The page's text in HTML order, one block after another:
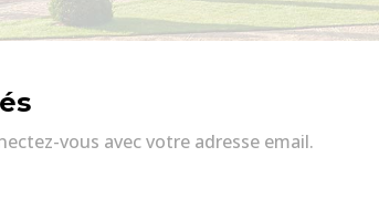
vous avec votre adresse email.